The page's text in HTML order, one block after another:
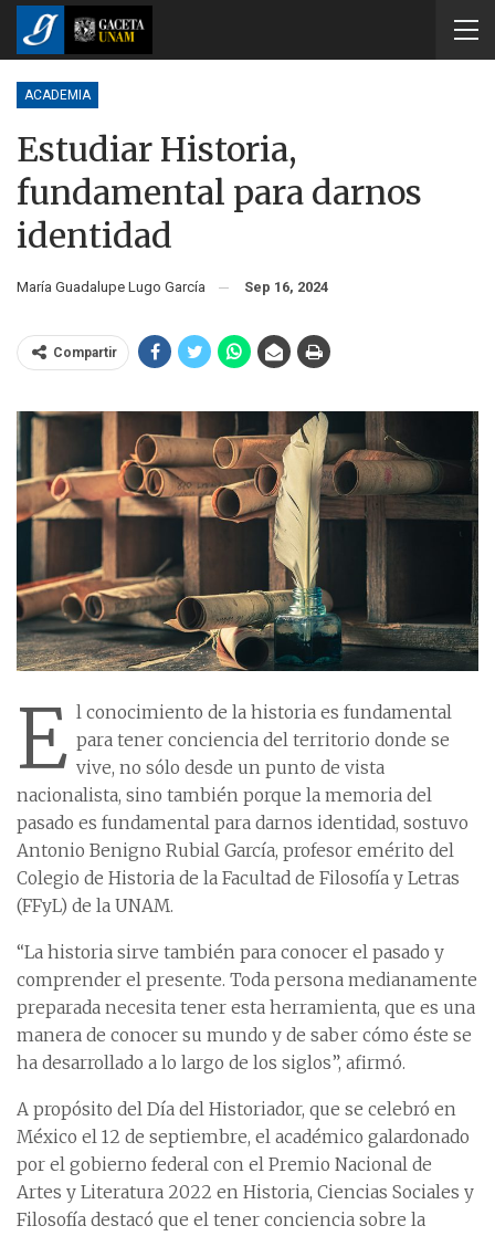
ACADEMIA
Estudiar Historia,
fundamental para darnos
identidad
María Guadalupe Lugo García Sep 16, 2024
Compartir
E l conocimiento de la historia es fundamental
para tener conciencia del territorio donde se
vive, no sólo desde un punto de vista
nacionalista, sino también porque la memoria del
pasado es fundamental para darnos identidad, sostuvo
Antonio Benigno Rubial García, profesor emérito del
Colegio de Historia de la Facultad de Filosofía y Letras
(FFyL) de la UNAM.
“La historia sirve también para conocer el pasado y
comprender el presente. Toda persona medianamente
preparada necesita tener esta herramienta, que es una
manera de conocer su mundo y de saber cómo éste se
ha desarrollado a lo largo de los siglos”, afirmó.
A propósito del Día del Historiador, que se celebró en
México el 12 de septiembre, el académico galardonado
por el gobierno federal con el Premio Nacional de
Artes y Literatura 2022 en Historia, Ciencias Sociales y
Filosofía destacó que el tener conciencia sobre la